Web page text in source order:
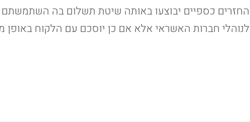
החזרים כספיים יבוצעו באותה שיטת תשלום בה השתמשתם
לנוהלי חברות האשראי אלא אם כן יוסכם עם הלקוח